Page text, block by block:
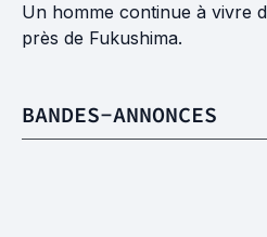
Un homme continue à vivre
près de Fukushima.
BANDES-ANNONCES